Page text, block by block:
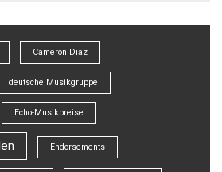
Cameron Diaz
deutsche Musikgruppe
Echo-Musikpreise
Endorsements